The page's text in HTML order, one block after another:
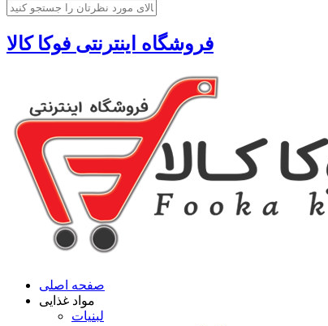
فروشگاه اینترنتی فوکا کالا
صفحه اصلی
مواد غذایی
لبنیات